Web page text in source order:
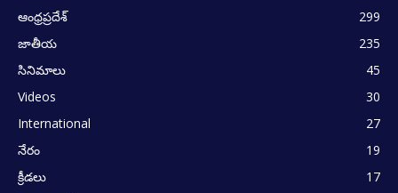
ఆంధ్రప్రదేశ్
299
జాతీయ
235
సినిమాలు
45
Videos
30
International
27
నేరం
19
క్రీడలు
17